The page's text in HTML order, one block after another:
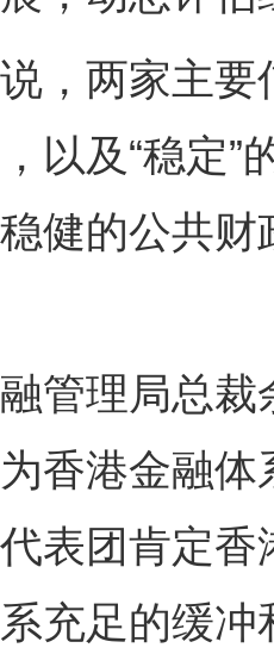
两家主要
以及“稳定
健的公共
理局总裁
香港金融
表团肯定
充足的缓